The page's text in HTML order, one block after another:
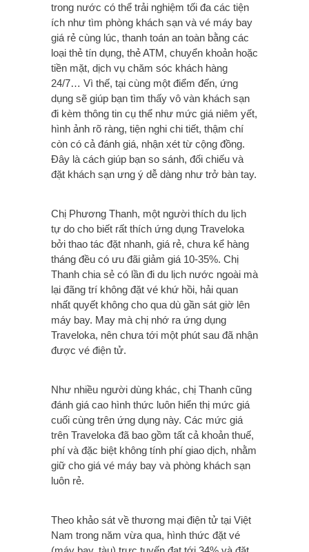
trong nước có thể trải nghiệm tối đa các tiện
ích như tìm phòng khách sạn và vé máy bay
giá rẻ cùng lúc, thanh toán an toàn bằng các
loại thẻ tín dụng, thẻ ATM, chuyển khoản hoặc
tiền mặt, dịch vụ chăm sóc khách hàng
24/7… Vì thế, tại cùng một điểm đến, ứng
dụng sẽ giúp bạn tìm thấy vô vàn khách sạn
đi kèm thông tin cụ thể như mức giá niêm yết,
hình ảnh rõ ràng, tiện nghi chi tiết, thậm chí
còn có cả đánh giá, nhận xét từ cộng đồng.
Đây là cách giúp bạn so sánh, đối chiếu và
đặt khách sạn ưng ý dễ dàng như trở bàn tay.
Chị Phương Thanh, một người thích du lịch
tự do cho biết rất thích ứng dụng Traveloka
bởi thao tác đặt nhanh, giá rẻ, chưa kể hàng
tháng đều có ưu đãi giảm giá 10-35%. Chị
Thanh chia sẻ có lần đi du lịch nước ngoài mà
lại đãng trí không đặt vé khứ hồi, hải quan
nhất quyết không cho qua dù gần sát giờ lên
máy bay. May mà chị nhớ ra ứng dụng
Traveloka, nên chưa tới một phút sau đã nhận
được vé điện tử.
Như nhiều người dùng khác, chị Thanh cũng
đánh giá cao hình thức luôn hiển thị mức giá
cuối cùng trên ứng dụng này. Các mức giá
trên Traveloka đã bao gồm tất cả khoản thuế,
phí và đặc biệt không tính phí giao dịch, nhằm
giữ cho giá vé máy bay và phòng khách sạn
luôn rẻ.
Theo khảo sát về thương mại điện tử tại Việt
Nam trong năm vừa qua, hình thức đặt vé